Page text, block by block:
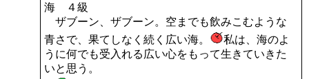
海 ４級
ザブーン、ザブーン。空までも飲みこむような
青さで、果てしなく続く広い海。
私は、海のよ
うに何でも受入れる広い心をもって生きていきた
いと思う。